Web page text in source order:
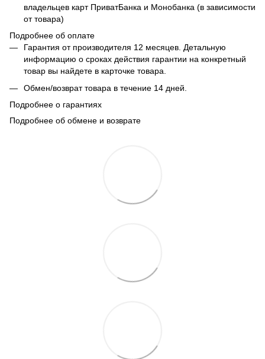
владельцев карт ПриватБанка и Монобанка (в зависимости
от товара)
Подробнее об оплате
Гарантия от производителя 12 месяцев. Детальную
информацию о сроках действия гарантии на конкретный
товар вы найдете в карточке товара.
Обмен/возврат товара в течение 14 дней.
Подробнее о гарантиях
Подробнее об обмене и возврате